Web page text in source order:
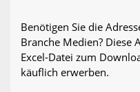
Benötigen Sie die
Branche Medien? Diese
Excel-Datei zum
käuflich erwerben.